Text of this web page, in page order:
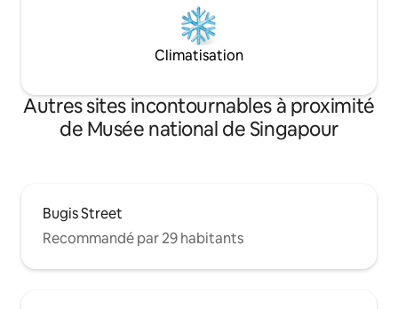
Climatisation
Autres sites incontournables à proximité
de Musée national de Singapour
Bugis Street
Recommandé par 29 habitants